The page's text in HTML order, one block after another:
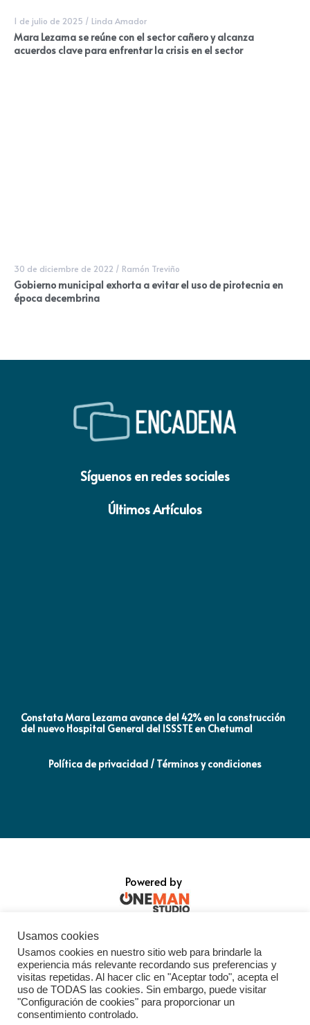
1 de julio de 2025 / Linda Amador
Mara Lezama se reúne con el sector cañero y alcanza
acuerdos clave para enfrentar la crisis en el sector
30 de diciembre de 2022 / Ramón Treviño
Gobierno municipal exhorta a evitar el uso de pirotecnia en
época decembrina
Síguenos en redes sociales
Últimos Artículos
Constata Mara Lezama avance del 42% en la construcción
del nuevo Hospital General del ISSSTE en Chetumal
Política de privacidad / Términos y condiciones
Powered by
Usamos cookies
Usamos cookies en nuestro sitio web para brindarle la
experiencia más relevante recordando sus preferencias y
visitas repetidas. Al hacer clic en "Aceptar todo", acepta el
uso de TODAS las cookies. Sin embargo, puede visitar
"Configuración de cookies" para proporcionar un
consentimiento controlado.